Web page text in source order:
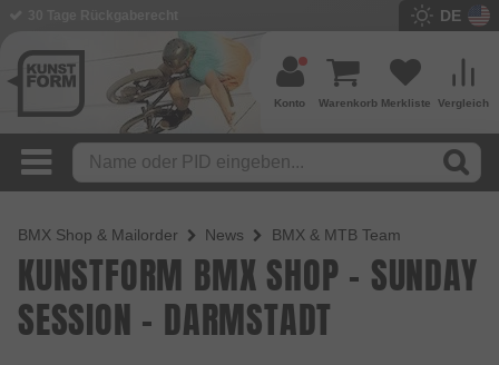
DE
Vergleich
Merkliste
Warenkorb
Konto
BMX Shop & Mailorder News BMX & MTB Team
KUNSTFORM BMX SHOP - SUNDAY
SESSION - DARMSTADT